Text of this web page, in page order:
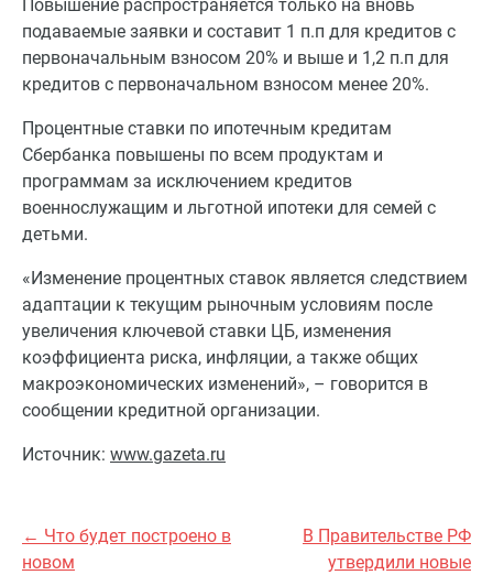
Повышение распространяется только на вновь
подаваемые заявки и составит 1 п.п для кредитов с
первоначальным взносом 20% и выше и 1,2 п.п для
кредитов с первоначальном взносом менее 20%.
Процентные ставки по ипотечным кредитам
Сбербанка повышены по всем продуктам и
программам за исключением кредитов
военнослужащим и льготной ипотеки для семей с
детьми.
«Изменение процентных ставок является следствием
адаптации к текущим рыночным условиям после
увеличения ключевой ставки ЦБ, изменения
коэффициента риска, инфляции, а также общих
макроэкономических изменений», – говорится в
сообщении кредитной организации.
Источник: www.gazeta.ru
← Что будет построено в
новом
В Правительстве РФ
утвердили новые